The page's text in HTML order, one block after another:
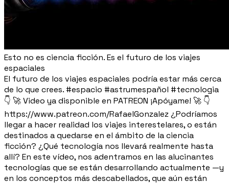
Esto no es ciencia ficción. Es el futuro de los viajes
espaciales
El futuro de los viajes espaciales podría estar más cerca
de lo que crees. #espacio #astrumespañol #tecnologia
👇 🚀 Video ya disponible en PATREON ¡Apóyame! 🚀 👇
https://www.patreon.com/RafaelGonzalez ¿Podríamos
llegar a hacer realidad los viajes interestelares, o están
destinados a quedarse en el ámbito de la ciencia
ficción? ¿Qué tecnología nos llevará realmente hasta
allí? En este vídeo, nos adentramos en las alucinantes
tecnologías que se están desarrollando actualmente —y
en los conceptos más descabellados, que aún están